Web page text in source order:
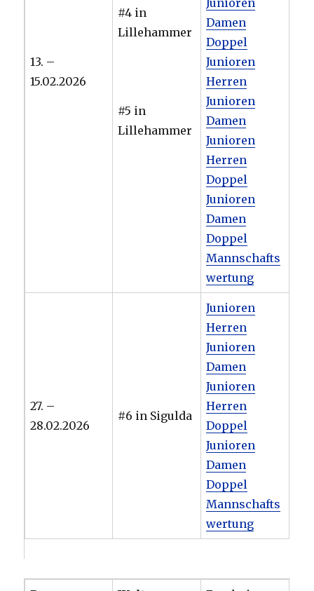
13. –
15.02.2026
#4 in
Lillehammer
#5 in
Lillehammer
Junioren
Damen
Doppel
Junioren
Herren
Junioren
Damen
Junioren
Herren
Doppel
Junioren
Damen
Doppel
Mannschafts
wertung
27. –
28.02.2026
#6 in Sigulda
Junioren
Herren
Junioren
Damen
Junioren
Herren
Doppel
Junioren
Damen
Doppel
Mannschafts
wertung